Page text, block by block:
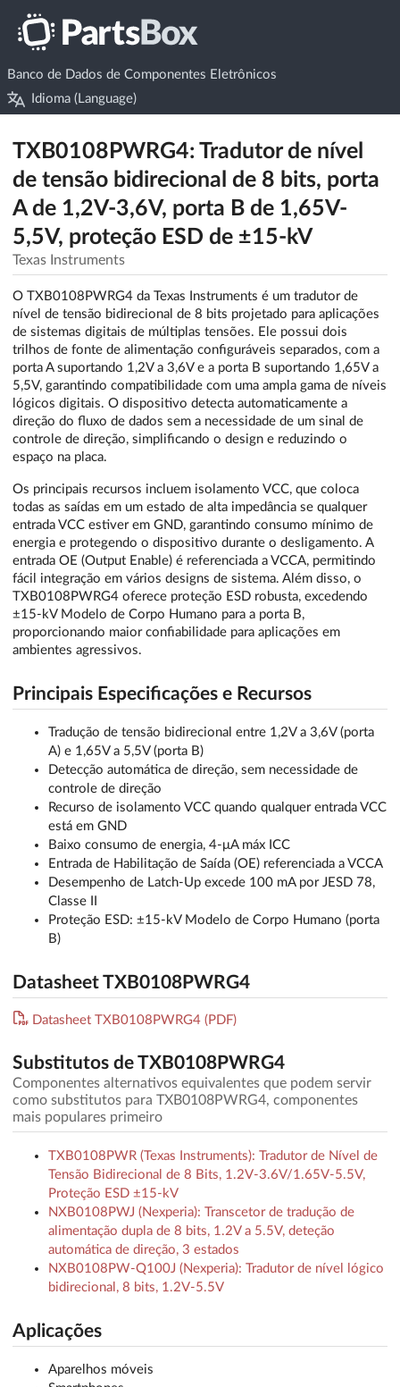
Banco de Dados de Componentes Eletrônicos
Idioma (Language)
TXB0108PWRG4: Tradutor de nível
de tensão bidirecional de 8 bits, porta
A de 1,2V-3,6V, porta B de 1,65V-
5,5V, proteção ESD de ±15-kV
Texas Instruments
O TXB0108PWRG4 da Texas Instruments é um tradutor de
nível de tensão bidirecional de 8 bits projetado para aplicações
de sistemas digitais de múltiplas tensões. Ele possui dois
trilhos de fonte de alimentação configuráveis separados, com a
porta A suportando 1,2V a 3,6V e a porta B suportando 1,65V a
5,5V, garantindo compatibilidade com uma ampla gama de níveis
lógicos digitais. O dispositivo detecta automaticamente a
direção do fluxo de dados sem a necessidade de um sinal de
controle de direção, simplificando o design e reduzindo o
espaço na placa.
Os principais recursos incluem isolamento VCC, que coloca
todas as saídas em um estado de alta impedância se qualquer
entrada VCC estiver em GND, garantindo consumo mínimo de
energia e protegendo o dispositivo durante o desligamento. A
entrada OE (Output Enable) é referenciada a VCCA, permitindo
fácil integração em vários designs de sistema. Além disso, o
TXB0108PWRG4 oferece proteção ESD robusta, excedendo
±15-kV Modelo de Corpo Humano para a porta B,
proporcionando maior confiabilidade para aplicações em
ambientes agressivos.
Principais Especificações e Recursos
Tradução de tensão bidirecional entre 1,2V a 3,6V (porta
A) e 1,65V a 5,5V (porta B)
Detecção automática de direção, sem necessidade de
controle de direção
Recurso de isolamento VCC quando qualquer entrada VCC
está em GND
Baixo consumo de energia, 4-μA máx ICC
Entrada de Habilitação de Saída (OE) referenciada a VCCA
Desempenho de Latch-Up excede 100 mA por JESD 78,
Classe II
Proteção ESD: ±15-kV Modelo de Corpo Humano (porta
B)
Datasheet TXB0108PWRG4
Datasheet TXB0108PWRG4 (PDF)
Substitutos de TXB0108PWRG4
Componentes alternativos equivalentes que podem servir
como substitutos para TXB0108PWRG4, componentes
mais populares primeiro
TXB0108PWR (Texas Instruments): Tradutor de Nível de
Tensão Bidirecional de 8 Bits, 1.2V-3.6V/1.65V-5.5V,
Proteção ESD ±15-kV
NXB0108PWJ (Nexperia): Transcetor de tradução de
alimentação dupla de 8 bits, 1.2V a 5.5V, deteção
automática de direção, 3 estados
NXB0108PW-Q100J (Nexperia): Tradutor de nível lógico
bidirecional, 8 bits, 1.2V-5.5V
Aplicações
Aparelhos móveis